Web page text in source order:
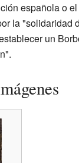
española o
la "solidaridad
un